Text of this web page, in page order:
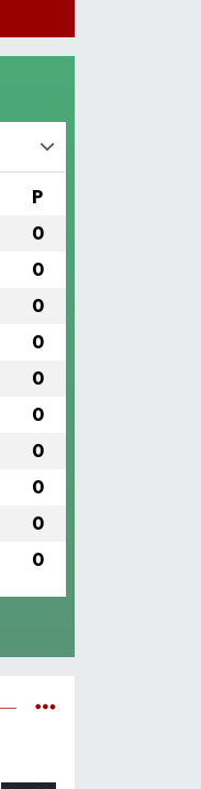
P
0
0
0
0
0
0
0
0
0
0